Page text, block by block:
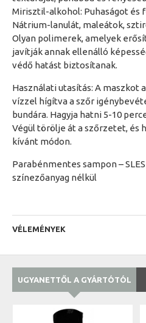
Mirisztil-alkohol: Puhaságot és
Nátrium-lanulát, maleátok,
Olyan polimerek, amelyek
javítják annak ellenálló
védő hatást biztosítanak.
Használati utasítás: A maszkot
vízzel hígítva a szőr
bundára. Hagyja hatni 5-10
Végül törölje át a szőrzetet, és
kívánt módon.
Parabénmentes sampon –
színezőanyag nélkül
VÉLEMÉNYEK
UGYANETTŐL A GYÁRTÓTÓL